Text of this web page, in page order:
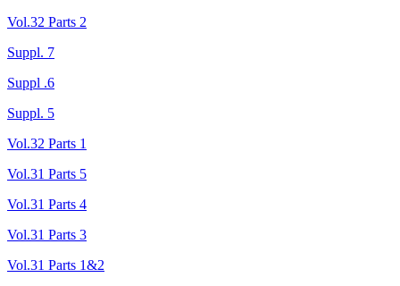
Vol.32 Parts 2
Suppl. 7
Suppl .6
Suppl. 5
Vol.32 Parts 1
Vol.31 Parts 5
Vol.31 Parts 4
Vol.31 Parts 3
Vol.31 Parts 1&2